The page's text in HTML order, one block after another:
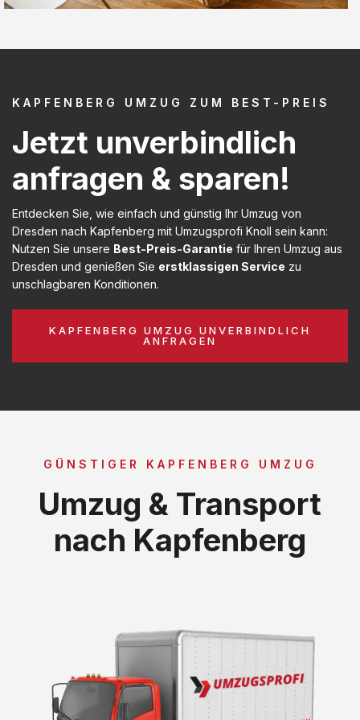
KAPFENBERG UMZUG ZUM BEST-PREIS
Jetzt unverbindlich
anfragen & sparen!
Entdecken Sie, wie einfach und günstig Ihr Umzug von
Dresden nach Kapfenberg mit Umzugsprofi Knoll sein kann:
Nutzen Sie unsere Best-Preis-Garantie für Ihren Umzug aus
Dresden und genießen Sie erstklassigen Service zu
unschlagbaren Konditionen.
KAPFENBERG UMZUG UNVERBINDLICH
ANFRAGEN
GÜNSTIGER KAPFENBERG UMZUG
Umzug & Transport
nach Kapfenberg